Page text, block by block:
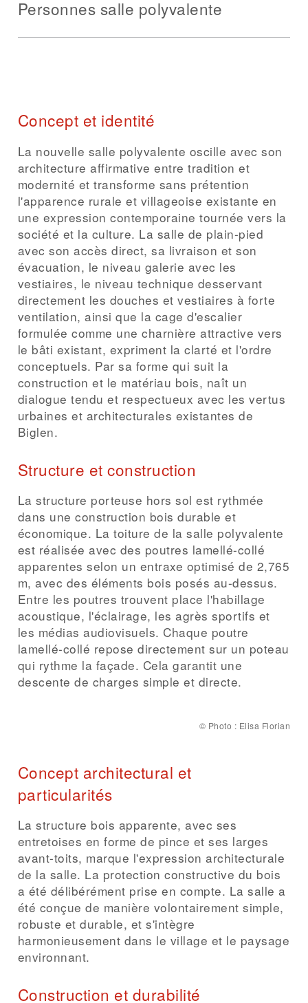
Personnes salle polyvalente
Concept et identité
La nouvelle salle polyvalente oscille avec son
architecture affirmative entre tradition et
modernité et transforme sans prétention
l'apparence rurale et villageoise existante en
une expression contemporaine tournée vers la
société et la culture. La salle de plain-pied
avec son accès direct, sa livraison et son
évacuation, le niveau galerie avec les
vestiaires, le niveau technique desservant
directement les douches et vestiaires à forte
ventilation, ainsi que la cage d'escalier
formulée comme une charnière attractive vers
le bâti existant, expriment la clarté et l'ordre
conceptuels. Par sa forme qui suit la
construction et le matériau bois, naît un
dialogue tendu et respectueux avec les vertus
urbaines et architecturales existantes de
Biglen.
Structure et construction
La structure porteuse hors sol est rythmée
dans une construction bois durable et
économique. La toiture de la salle polyvalente
est réalisée avec des poutres lamellé-collé
apparentes selon un entraxe optimisé de 2,765
m, avec des éléments bois posés au-dessus.
Entre les poutres trouvent place l'habillage
acoustique, l'éclairage, les agrès sportifs et
les médias audiovisuels. Chaque poutre
lamellé-collé repose directement sur un poteau
qui rythme la façade. Cela garantit une
descente de charges simple et directe.
© Photo : Elisa Florian
Concept architectural et
particularités
La structure bois apparente, avec ses
entretoises en forme de pince et ses larges
avant-toits, marque l'expression architecturale
de la salle. La protection constructive du bois
a été délibérément prise en compte. La salle a
été conçue de manière volontairement simple,
robuste et durable, et s'intègre
harmonieusement dans le village et le paysage
environnant.
Construction et durabilité